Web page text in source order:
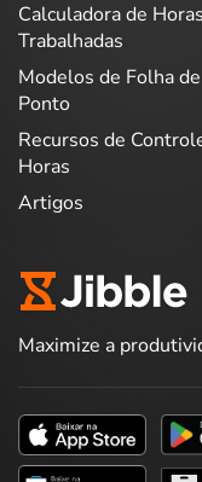
Calculadora de Horas
Trabalhadas
Modelos de Folha de
Ponto
Recursos de
Horas
Artigos
Maximize a